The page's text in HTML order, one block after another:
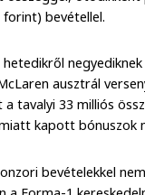
forint) bevétellel.
ausztrál
tavalyi 33 milliós
kapott bónuszok
bevételekkel